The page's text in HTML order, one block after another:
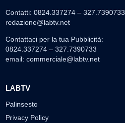
Contatti: 0824.337274 – 327.7390733
redazione@labtv.net
Contattaci per la tua Pubblicità:
0824.337274 – 327.7390733
email: commerciale@labtv.net
LABTV
Palinsesto
Privacy Policy